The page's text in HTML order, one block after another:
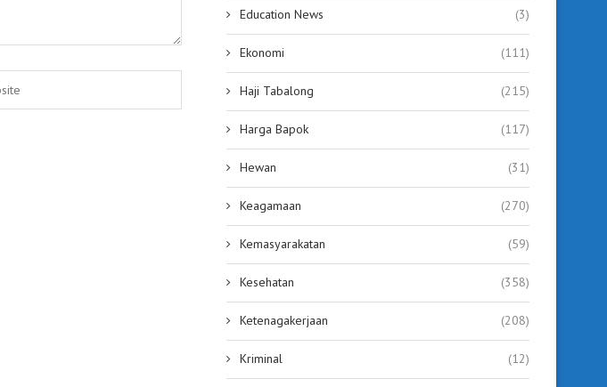
Education News (3)
Ekonomi (111)
Haji Tabalong (215)
Harga Bapok (117)
Hewan (31)
Keagamaan (270)
Kemasyarakatan (59)
Kesehatan (358)
Ketenagakerjaan (208)
Kriminal (12)